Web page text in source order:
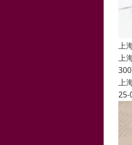
上
上
上
25-